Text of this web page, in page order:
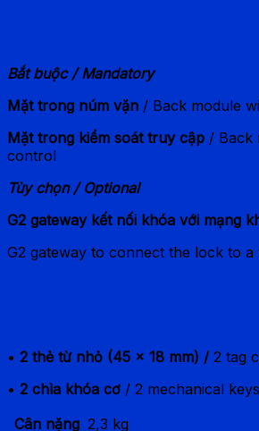
Bắt buộc / Mandatory
Mặt trong núm vặn / Back module
Mặt trong kiểm soát truy cập / Back
control
Tùy chọn / Optional
G2 gateway kết nối khóa với mạng
G2 gateway to connect the lock to
• 2 thẻ từ nhỏ (45 x 18 mm) / 2 tag
• 2 chìa khóa cơ / 2 mechanical keys
Cân nặng 2,3 kg